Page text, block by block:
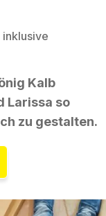
Kalb
Larissa so
zu gestalten.